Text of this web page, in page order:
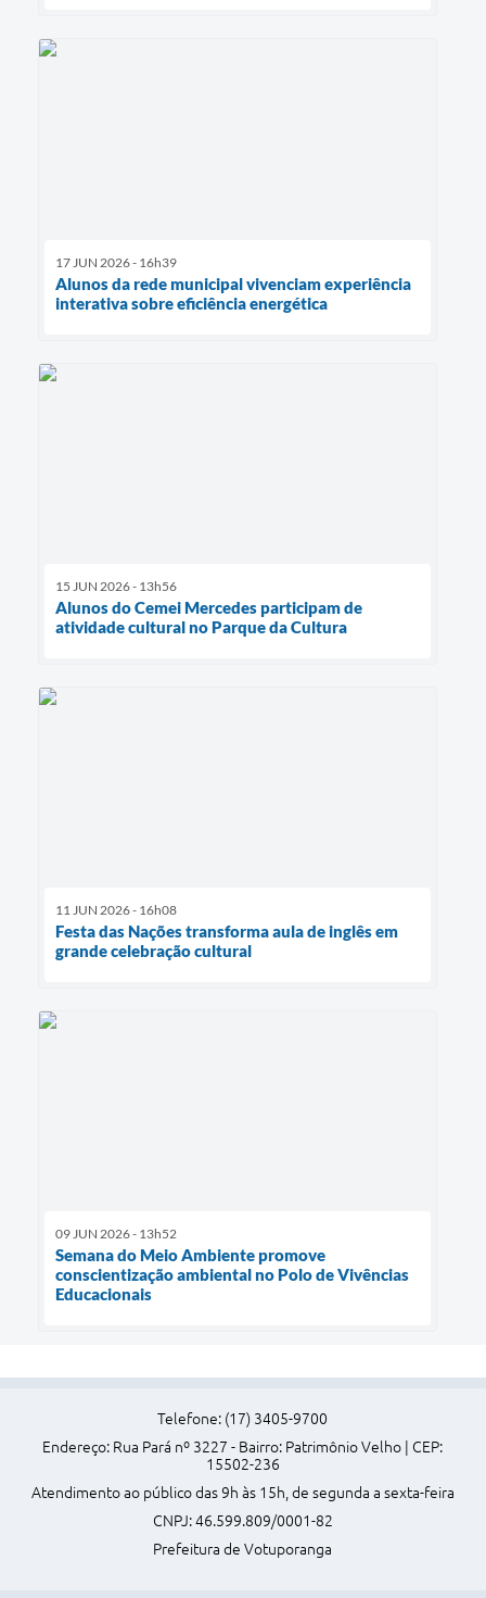
17 JUN 2026 - 16h39
Alunos da rede municipal vivenciam experiência
interativa sobre eficiência energética
15 JUN 2026 - 13h56
Alunos do Cemei Mercedes participam de
atividade cultural no Parque da Cultura
11 JUN 2026 - 16h08
Festa das Nações transforma aula de inglês em
grande celebração cultural
09 JUN 2026 - 13h52
Semana do Meio Ambiente promove
conscientização ambiental no Polo de Vivências
Educacionais
Telefone: (17) 3405-9700
Endereço: Rua Pará nº 3227 - Bairro: Patrimônio Velho | CEP:
15502-236
Atendimento ao público das 9h às 15h, de segunda a sexta-feira
CNPJ: 46.599.809/0001-82
Prefeitura de Votuporanga